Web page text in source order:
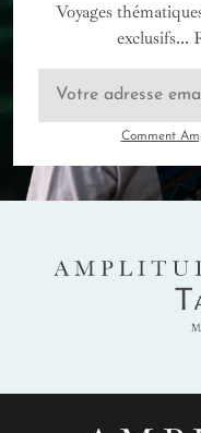
Voyages
exclusifs...
Comment